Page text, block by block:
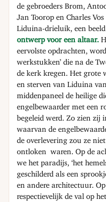
de gebroeders Brom,
Jan Toorop en Charles
Liduina-drieluik, een
ontwerp voor een altaar.
eervolste opdrachten,
werkstukken’ die na de
de kerk kregen. Het grote
en sterven van Liduina
middenpaneel de heilige
engelbewaarder met een
begeleid werd. Zo zien zij
waarvan de
de overlevering zou ze
ontloken waren. Op de
we het paradijs, ‘het
geschilderd als een
en andere architectuur.
respectievelijk de val op